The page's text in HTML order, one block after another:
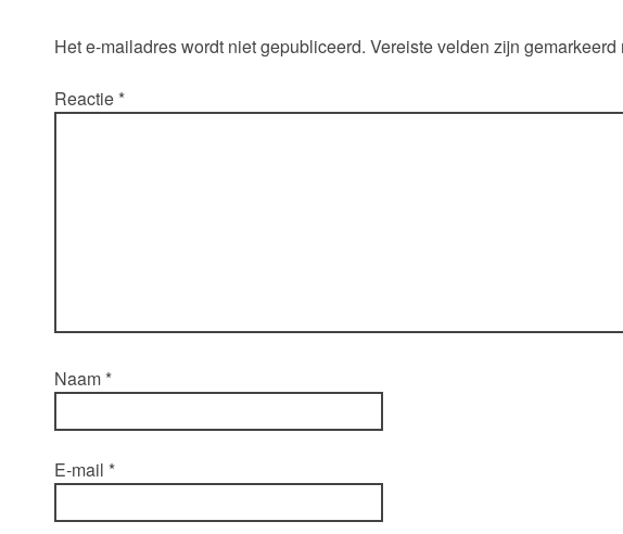
Het e-mailadres wordt niet gepubliceerd. Vereiste velden zijn
Reactie *
Naam *
E-mail *